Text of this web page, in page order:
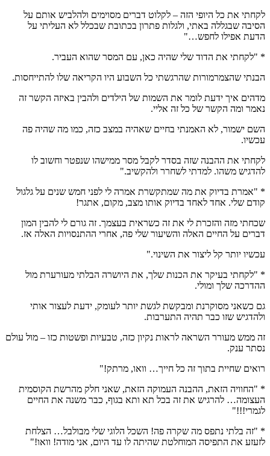
לקחתי את כל היופי הזה – לקלוט דברים מסוימים ולהלביש אותם על
הסיבה שבגללה באתי, ולגלות פתרון בכתובת שבכלל לא העליתי על
הדעת אפילו לחפש…"
* "לקחתי את הדוד שלי שהיה כאן, עם המסר שהוא העביר.
הבנתי שהצמרמורות שהרגשתי כל השבוע היו הקריאה שלו להתייחסות.
מדהים איך ידעת לומר את השמות של הילדים ולהבין באיזה הקשר זה
נאמר ומה הקשר של כל זה אליי.
השם ישמור, לא האמנתי בחיים שאהיה במצב כזה, כמו מה שהיה פה
עכשיו.
לקחתי את ההבנה שזה בסדר לקבל מסר ממישהו שנפטר וחשוב לו
להדגיש משהו. למדתי לשחרר ולהקשיב."
* "אמרת בדיוק את מה שמתקשרת אמרה לי לפני חמש שנים על גלגול
קודם שלי. אחד לאחד בדיוק אותו מצב, מקום, אתגר!
שכחתי מזה והזכרת לי את זה כשראית בעצמך. זה גורם לי להבין המון
דברים על החיים האלה והשיעור שלי פה, אחרי ההתנסויות האלה אז.
עכשיו יותר קל ליצור את השינוי."
* "לקחתי בעיקר את הכנות שלך, את היושרה הבלתי מעורערת מול
ההדרכה שלך ומולי.
גם כשאני מסוקרנת ומבקשת לגשת יותר לעומק, ידעת לעצור אותי
ולהדגיש שזו כבר תהיה התערבות.
זה ממש מעורר השראה לראות נקיון כזה, טבעיות ופשטות כזו – מול עולם
נסתר ענק.
רואים שחיית בתוך זה כל חייך… וואו, מרתק!"
* "החוויה הזאת, ההבנה העמוקה הזאת, שאני חלק מהרשת הקוסמית
העצומה… להרגיש את זה בכל תא ותא בגוף, כבר משנה את החיים
לגמרי!!!"
* "זה בלתי נתפס מה שקרה פה! השכל הלוגי שלי מבולבל… הצלחת
לזעזע את התפיסה המוחלטת שהיתה לו עד היום, אני מודה! וואו!"